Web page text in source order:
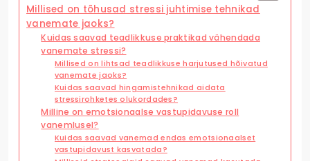
Millised on tõhusad stressi juhtimise tehnikad
vanemate jaoks?
Kuidas saavad teadlikkuse praktikad vähendada
vanemate stressi?
Millised on lihtsad teadlikkuse harjutused hõivatud
vanemate jaoks?
Kuidas saavad hingamistehnikad aidata
stressirohketes olukordades?
Milline on emotsionaalse vastupidavuse roll
vanemlusel?
Kuidas saavad vanemad endas emotsionaalset
vastupidavust kasvatada?